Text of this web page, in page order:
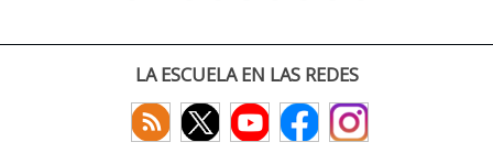
LA ESCUELA EN LAS REDES